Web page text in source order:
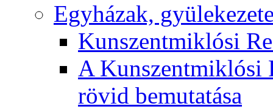
Egyházak,
Kunszentmiklósi
A Kunszentmiklósi
rövid bemutatása